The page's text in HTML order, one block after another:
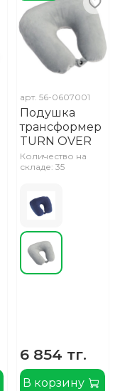
арт.56-0607001
Подушка
трансформер
TURN OVER
Количество на
складе: 35
6 854 тг.
В корзину